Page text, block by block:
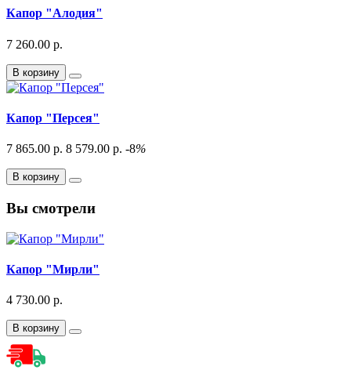
Капор "Алодия"
7 260.00 р.
В корзину
Капор "Персея"
7 865.00 р. 8 579.00 р. -8%
В корзину
Вы смотрели
Капор "Мирли"
4 730.00 р.
В корзину